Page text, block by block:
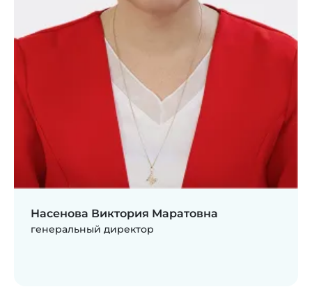
Насенова Виктория Маратовна
генеральный директор